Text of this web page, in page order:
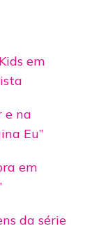
em
e na
Eu”
em
da série